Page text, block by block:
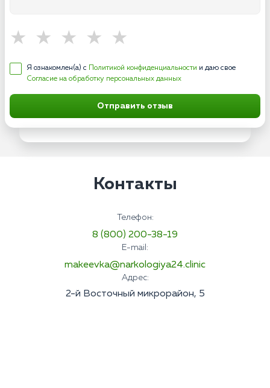
Я ознакомлен(а) с Политикой конфиденциальности и даю свое
Согласие на обработку персональных данных
Отправить отзыв
Контакты
Телефон:
8 (800) 200-38-19
E-mail:
makeevka@narkologiya24.clinic
Адрес:
2-й Восточный микрорайон, 5